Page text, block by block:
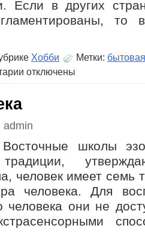
Если в других
то
Хобби Метки:
розы
великолепное
для
волос
отключены
admin
школы
традиции,
человек имеет семь
человека. Для
человека они не